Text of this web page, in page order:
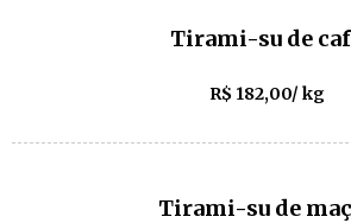
Tirami-su de
R$ 182,00/ kg
Tirami-su de